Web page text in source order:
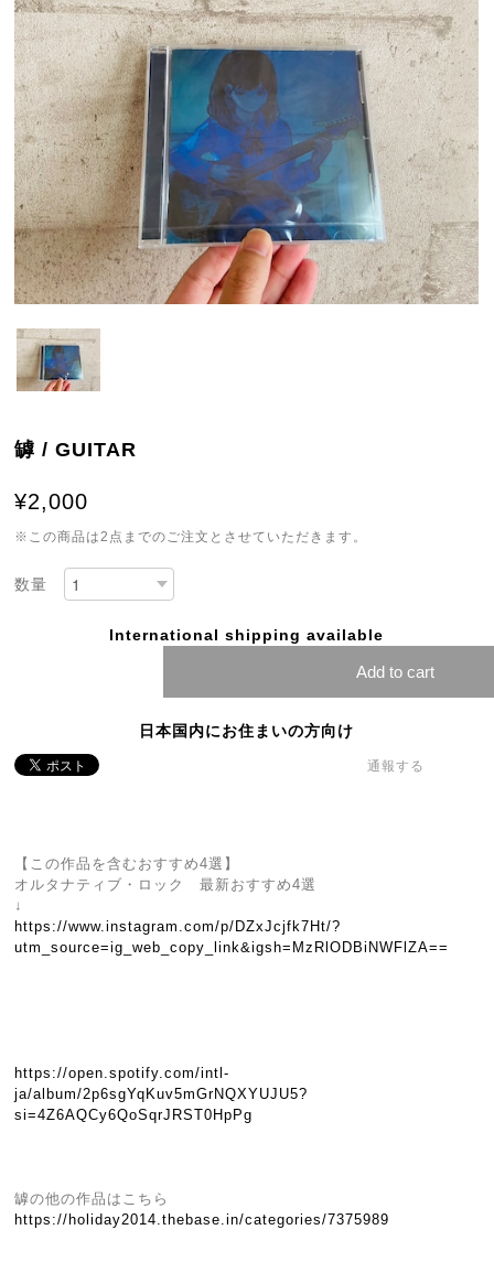
罅 / GUITAR
¥2,000
※この商品は2点までのご注文とさせていただきます。
数量
International shipping available
Add to cart
日本国内にお住まいの方向け
通報する
【この作品を含むおすすめ4選】
オルタナティブ・ロック 最新おすすめ4選
↓
https://www.instagram.com/p/DZxJcjfk7Ht/?
utm_source=ig_web_copy_link&igsh=MzRlODBiNWFlZA==
https://open.spotify.com/intl-
ja/album/2p6sgYqKuv5mGrNQXYUJU5?
si=4Z6AQCy6QoSqrJRST0HpPg
罅の他の作品はこちら
https://holiday2014.thebase.in/categories/7375989